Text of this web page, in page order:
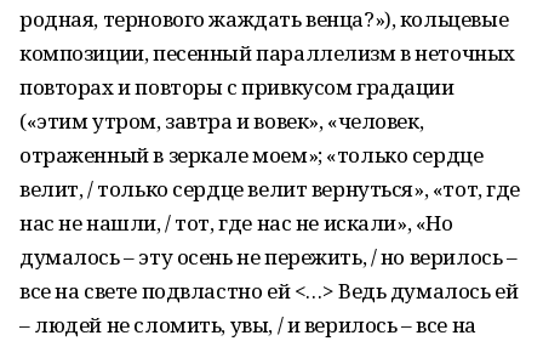
родная, тернового жаждать венца?»), кольцевые
композиции, песенный параллелизм в неточных
повторах и повторы с привкусом градации
(«этим утром, завтра и вовек», «человек,
отраженный в зеркале моем»; «только сердце
велит, / только сердце велит вернуться», «тот, где
нас не нашли, / тот, где нас не искали», «Но
думалось – эту осень не пережить, / но верилось –
все на свете подвластно ей <…> Ведь думалось ей
– людей не сломить, увы, / и верилось – все на